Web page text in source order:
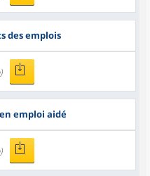
des emplois
emploi aidé